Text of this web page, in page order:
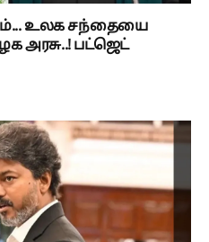
உலக சந்தையை
அரசு..! பட்ஜெட்